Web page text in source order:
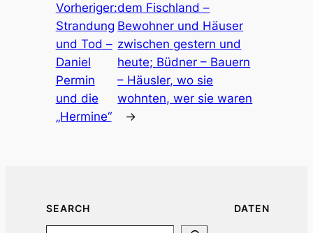
Vorheriger:
Strandung
und Tod –
Daniel
Permin
und die
„Hermine“
dem Fischland –
Bewohner und Häuser
zwischen gestern und
heute; Büdner – Bauern
– Häusler, wo sie
wohnten, wer sie waren
→
SEARCH DATEN